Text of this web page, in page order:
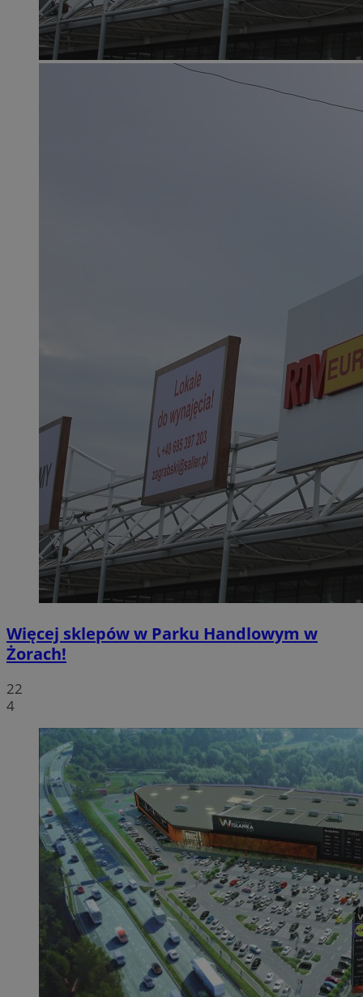
Więcej sklepów w Parku Handlowym w
Żorach!
22
4